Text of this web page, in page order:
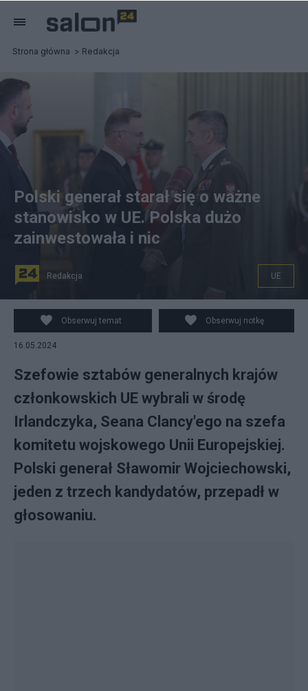
Strona główna Redakcja
fot. Marek Borawski/KPRP
Polski generał starał się o ważne
stanowisko w UE. Polska dużo
zainwestowała i nic
Redakcja UE
Obserwuj temat Obserwuj notkę
16.05.2024
Szefowie sztabów generalnych krajów
członkowskich UE wybrali w środę
Irlandczyka, Seana Clancy'ego na szefa
komitetu wojskowego Unii Europejskiej.
Polski generał Sławomir Wojciechowski,
jeden z trzech kandydatów, przepadł w
głosowaniu.